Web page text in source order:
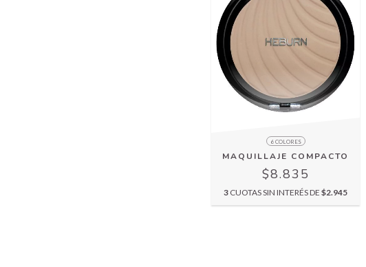
6 COLORES
MAQUILLAJE COMPACTO
$8.835
3 CUOTAS SIN INTERÉS DE$2.945